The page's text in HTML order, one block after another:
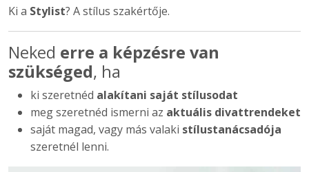
Ki a Stylist? A stílus szakértője.
Neked erre a képzésre van
szükséged, ha
ki szeretnéd alakítani saját stílusodat
meg szeretnéd ismerni az aktuális divattrendeket
saját magad, vagy más valaki stílustanácsadója
szeretnél lenni.